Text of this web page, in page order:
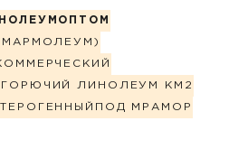
ОПТОМ
ЛИНОЛЕУМ КМ2
ПОД МРАМОР